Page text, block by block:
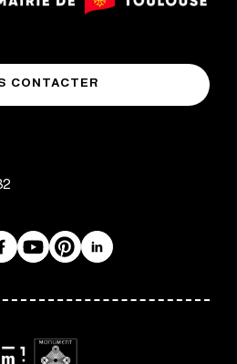
CONTACTER
Réseaux
FacebookYouTubePinterestLinkedIn